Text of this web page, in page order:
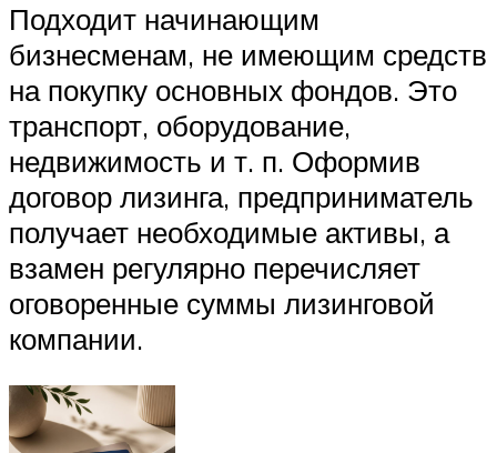
Подходит начинающим
бизнесменам, не имеющим средств
на покупку основных фондов. Это
транспорт, оборудование,
недвижимость и т. п. Оформив
договор лизинга, предприниматель
получает необходимые активы, а
взамен регулярно перечисляет
оговоренные суммы лизинговой
компании.